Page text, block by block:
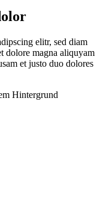
elitr, sed diam
dolore magna aliquyam
et justo duo dolores